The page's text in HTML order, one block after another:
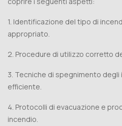
1. Identificazione del tipo di
appropriato.
2. Procedure di utilizzo corretto
3. Tecniche di spegnimento
efficiente.
4. Protocolli di evacuazione e
incendio.